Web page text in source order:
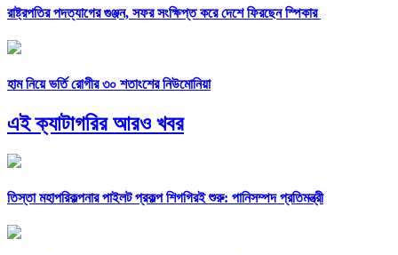
রাষ্ট্রপতির পদত্যাগের গুঞ্জন, সফর সংক্ষিপ্ত করে দেশে ফিরছেন স্পিকার
হাম নিয়ে ভর্তি রোগীর ৩০ শতাংশের নিউমোনিয়া
এই ক্যাটাগরির আরও খবর
তিস্তা মহাপরিকল্পনার পাইলট প্রকল্প শিগগিরই শুরু: পানিসম্পদ প্রতিমন্ত্রী